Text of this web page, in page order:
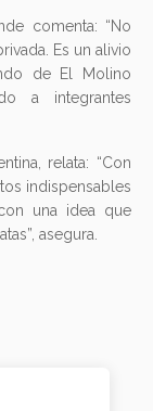
comenta: “No
Es un alivio
de El Molino
a integrantes
relata: “Con
indispensables
una idea que
asegura.